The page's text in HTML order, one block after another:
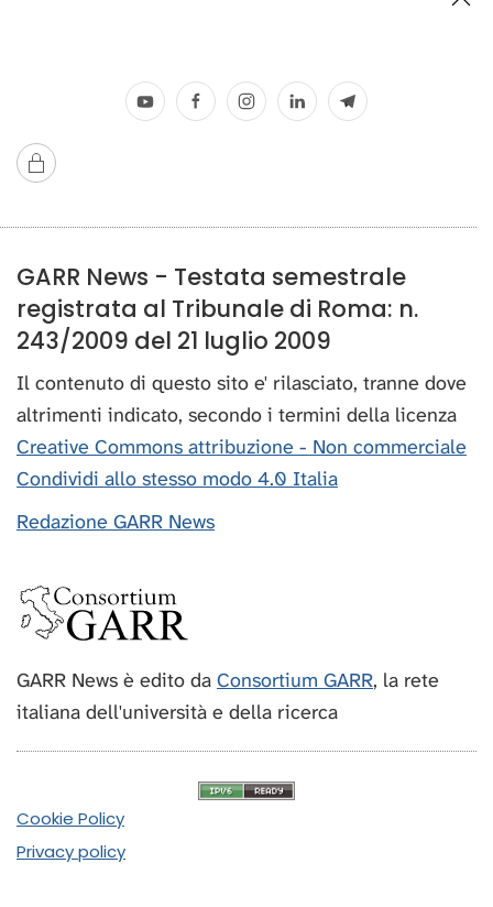
GARR News - Testata semestrale
registrata al Tribunale di Roma: n.
243/2009 del 21 luglio 2009
Il contenuto di questo sito e' rilasciato, tranne dove
altrimenti indicato, secondo i termini della licenza
Creative Commons attribuzione - Non commerciale
Condividi allo stesso modo 4.0 Italia
Redazione GARR News
GARR News è edito da Consortium GARR, la rete
italiana dell'università e della ricerca
Cookie Policy
Privacy policy